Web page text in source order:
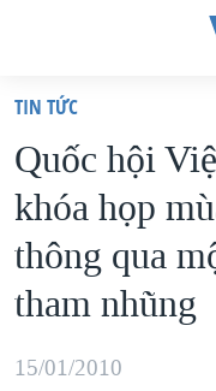
truy
cập
Tới
nội
dung
chính
Tới
VIỆT NAM
HOA KỲ
BIỂN ĐÔNG
THẾ GIỚI
TIN TỨC
Quốc hội
khóa họp
thông qua
tham nhũng
15/01/2010